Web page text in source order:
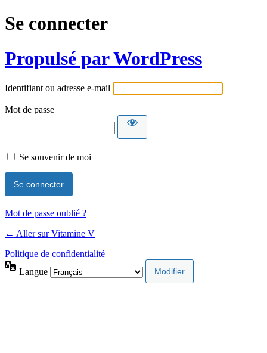
Se connecter
Propulsé par WordPress
Identifiant ou adresse e-mail
Mot de passe
Se souvenir de moi
Mot de passe oublié ?
← Aller sur Vitamine V
Politique de confidentialité
Langue